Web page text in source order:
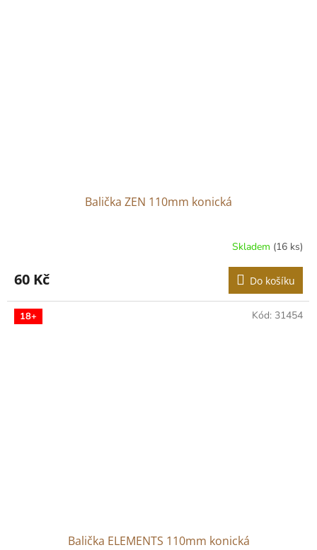
Balička ZEN 110mm konická
Skladem (16 ks)
60 Kč Do košíku
18+
Balička ELEMENTS 110mm konická
Kód: 31454